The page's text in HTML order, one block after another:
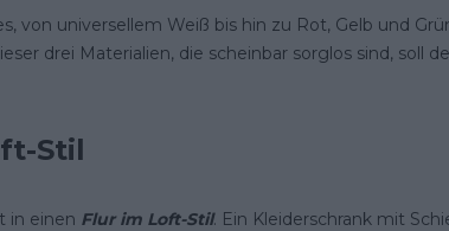
von universellem Weiß bis hin zu Rot, Gelb und
drei Materialien, die scheinbar sorglos sind, soll
Stil
in einen Flur im Loft-Stil. Ein Kleiderschrank mit